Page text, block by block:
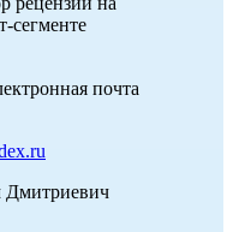
сегменте
почта
Дмитриевич